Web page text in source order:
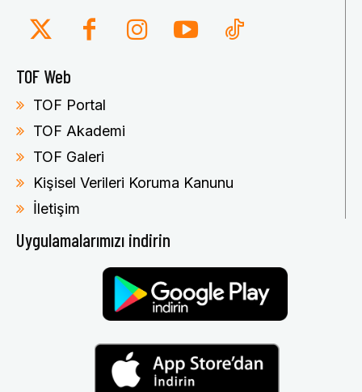
TOF Web
TOF Portal
TOF Akademi
TOF Galeri
Kişisel Verileri Koruma Kanunu
İletişim
Uygulamalarımızı indirin